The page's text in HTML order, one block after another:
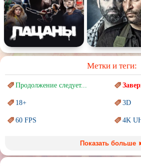
Метки и теги:
Продолжение следует...
18+ 3D
60 FPS 4K
Marvel
Показать больше